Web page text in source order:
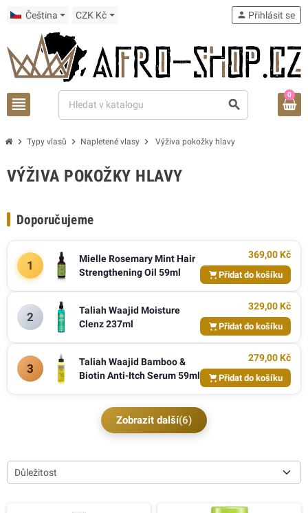
Čeština CZK Kč
view_headline search
person Přihlásit se
0
chevron_right Typy vlasů chevron_right Napletené vlasy chevron_right Výživa pokožky hlavy
VÝŽIVA POKOŽKY HLAVY
Doporučujeme
1
Mielle Rosemary Mint Hair
Strengthening Oil 59ml
369,00 Kč
Přidat do košíku
2
Taliah Waajid Moisture
Clenz 237ml
329,00 Kč
Přidat do košíku
3
Taliah Waajid Bamboo &
Biotin Anti-Itch Serum 59ml
279,00 Kč
Přidat do košíku
Zobrazit další(6)
Důležitost